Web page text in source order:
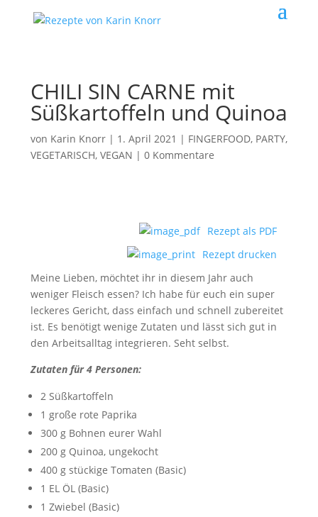
CHILI SIN CARNE mit
Süßkartoffeln und Quinoa
von Karin Knorr| 1. April 2021 | FINGERFOOD, PARTY,
VEGETARISCH, VEGAN | 0 Kommentare
Rezept als PDF
Rezept drucken
Meine Lieben, möchtet ihr in diesem Jahr auch
weniger Fleisch essen? Ich habe für euch ein super
leckeres Gericht, dass einfach und schnell zubereitet
ist. Es benötigt wenige Zutaten und lässt sich gut in
den Arbeitsalltag integrieren. Seht selbst.
Zutaten für 4 Personen:
2 Süßkartoffeln
1 große rote Paprika
300 g Bohnen eurer Wahl
200 g Quinoa, ungekocht
400 g stückige Tomaten (Basic)
1 EL ÖL (Basic)
1 Zwiebel (Basic)